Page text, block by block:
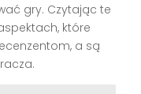
gry. Czytając te
które
a są